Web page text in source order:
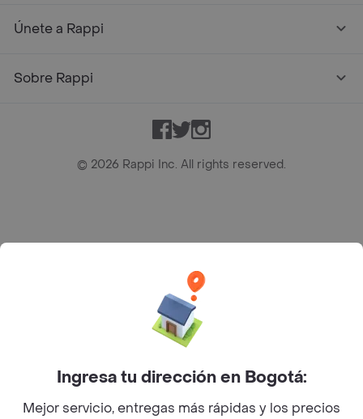
Únete a Rappi
Sobre Rappi
Facebook
TwitterInstagram
© 2026 Rappi Inc. All rights reserved.
Bogotá D.C. --- notificacionesrappi@rappi.com
Ingresa tu dirección en Bogotá:
Mejor servicio, entregas más rápidas y los precios